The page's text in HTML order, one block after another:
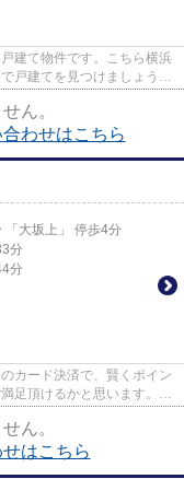
建て物件です。こちら横浜
戸建てを見つけましょう。
ん。
わせはこちら
「大坂上」 停歩4分
分
分
カード決済で、賢くポイン
足頂けるかと思います。外
ん。
はこちら